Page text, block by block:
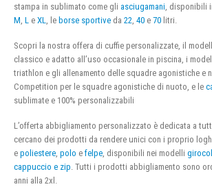
stampa in sublimato come gli asciugamani , disponibili
M L e XL , le borse sportive da 22 40 e 70 litri.
Scopri la nostra offera di cuffie personalizzate, il
classico e adatto all’uso occasionale in piscina, i
triathlon e gli allenamento delle squadre agonistiche e
Competition per le squadre agonistiche di nuoto, e le
sublimate e 100% personalizzabili
L’offerta abbigliamento personalizzato è dedicata a
cercano dei prodotti da rendere unici con i proprio
e poliestere, polo e felpe, disponibili nei modelli
cappuccio e zip. Tutti i prodotti abbigliamento sono
anni alla 2xl.